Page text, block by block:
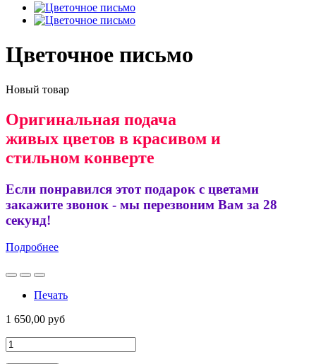
Цветочное письмо
Новый товар
Оригинальная подача
живых цветов в красивом и
стильном конверте
Если понравился этот подарок с цветами
закажите звонок - мы перезвоним Вам за 28
секунд!
Подробнее
Печать
1 650,00 руб